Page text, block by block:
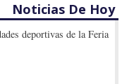
Noticias De Hoy
deportivas de la Feria